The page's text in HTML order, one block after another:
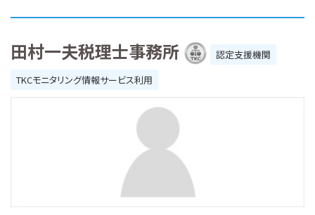
田村一夫税理士事務所
認定支援機関
TKCモニタリング情報サービス利用